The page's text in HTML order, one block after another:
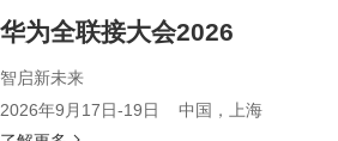
华为全联接大会2026
智启新未来
2026年9月17日-19日 中国，上海